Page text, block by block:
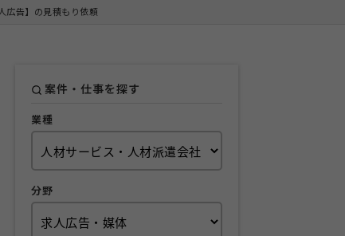
人広告】の見積もり依頼
案件・仕事を探す
業種
分野